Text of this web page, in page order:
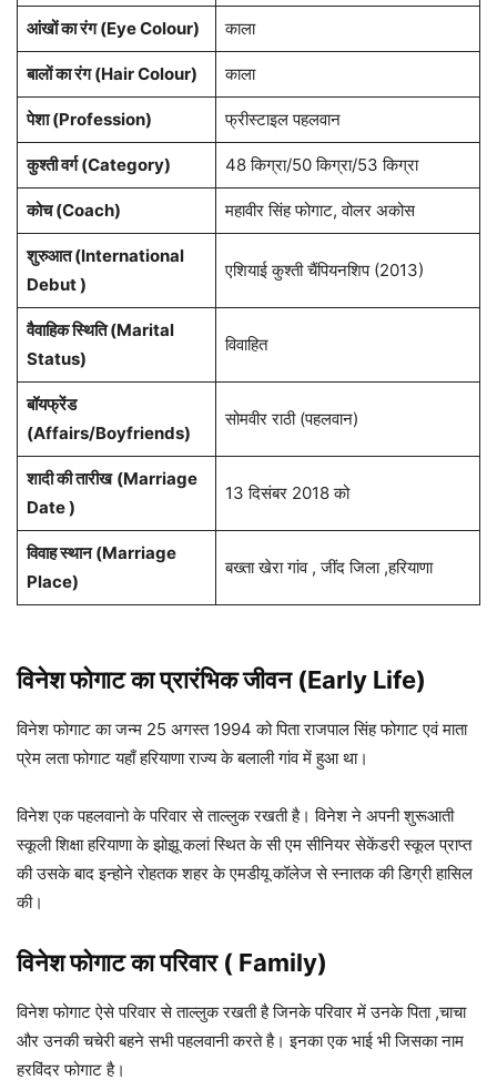
आंखों का रंग (Eye Colour) काला
बालों का रंग (Hair Colour) काला
पेशा (Profession) फ्रीस्टाइल पहलवान
कुश्ती वर्ग (Category) 48 किग्रा/50 किग्रा/53 किग्रा
कोच (Coach) महावीर सिंह फोगाट, वोलर अकोस
शुरुआत (International
Debut )
एशियाई कुश्ती चैंपियनशिप (2013)
वैवाहिक स्थिति (Marital
Status)
विवाहित
बॉयफ्रेंड
(Affairs/Boyfriends)
सोमवीर राठी (पहलवान)
शादी की तारीख (Marriage
Date )
13 दिसंबर 2018 को
विवाह स्थान (Marriage
Place)
बख्ता खेरा गांव , जींद जिला ,हरियाणा
विनेश फोगाट का प्रारंभिक जीवन (Early Life)
विनेश फोगाट का जन्म 25 अगस्त 1994 को पिता राजपाल सिंह फोगाट एवं माता
प्रेम लता फोगाट यहाँ हरियाणा राज्य के बलाली गांव में हुआ था।
विनेश एक पहलवानो के परिवार से ताल्लुक रखती है। विनेश ने अपनी शुरूआती
स्कूली शिक्षा हरियाणा के झोझू कलां स्थित के सी एम सीनियर सेकेंडरी स्कूल प्राप्त
की उसके बाद इन्होने रोहतक शहर के एमडीयू कॉलेज से स्नातक की डिग्री हासिल
की।
विनेश फोगाट का परिवार ( Family)
विनेश फोगाट ऐसे परिवार से ताल्लुक रखती है जिनके परिवार में उनके पिता ,चाचा
और उनकी चचेरी बहने सभी पहलवानी करते है। इनका एक भाई भी जिसका नाम
हरविंदर फोगाट है।